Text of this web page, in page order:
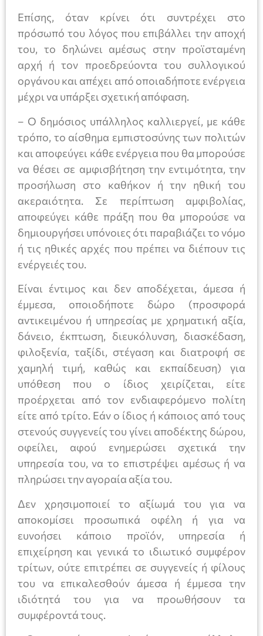
Επίσης, όταν κρίνει ότι συντρέχει στο
πρόσωπό του λόγος που επιβάλλει την αποχή
του, το δηλώνει αμέσως στην προϊσταμένη
αρχή ή τον προεδρεύοντα του συλλογικού
οργάνου και απέχει από οποιαδήποτε ενέργεια
μέχρι να υπάρξει σχετική απόφαση.
– Ο δημόσιος υπάλληλος καλλιεργεί, με κάθε
τρόπο, το αίσθημα εμπιστοσύνης των πολιτών
και αποφεύγει κάθε ενέργεια που θα μπορούσε
να θέσει σε αμφισβήτηση την εντιμότητα, την
προσήλωση στο καθήκον ή την ηθική του
ακεραιότητα. Σε περίπτωση αμφιβολίας,
αποφεύγει κάθε πράξη που θα μπορούσε να
δημιουργήσει υπόνοιες ότι παραβιάζει το νόμο
ή τις ηθικές αρχές που πρέπει να διέπουν τις
ενέργειές του.
Είναι έντιμος και δεν αποδέχεται, άμεσα ή
έμμεσα, οποιοδήποτε δώρο (προσφορά
αντικειμένου ή υπηρεσίας με χρηματική αξία,
δάνειο, έκπτωση, διευκόλυνση, διασκέδαση,
φιλοξενία, ταξίδι, στέγαση και διατροφή σε
χαμηλή τιμή, καθώς και εκπαίδευση) για
υπόθεση που ο ίδιος χειρίζεται, είτε
προέρχεται από τον ενδιαφερόμενο πολίτη
είτε από τρίτο. Εάν ο ίδιος ή κάποιος από τους
στενούς συγγενείς του γίνει αποδέκτης δώρου,
οφείλει, αφού ενημερώσει σχετικά την
υπηρεσία του, να το επιστρέψει αμέσως ή να
πληρώσει την αγοραία αξία του.
Δεν χρησιμοποιεί το αξίωμά του για να
αποκομίσει προσωπικά οφέλη ή για να
ευνοήσει κάποιο προϊόν, υπηρεσία ή
επιχείρηση και γενικά το ιδιωτικό συμφέρον
τρίτων, ούτε επιτρέπει σε συγγενείς ή φίλους
του να επικαλεσθούν άμεσα ή έμμεσα την
ιδιότητά του για να προωθήσουν τα
συμφέροντά τους.